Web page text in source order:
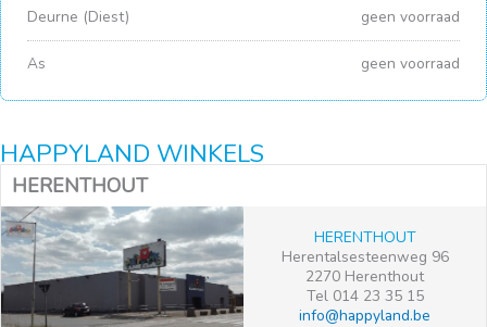
Deurne (Diest) geen voorraad
As geen voorraad
HAPPYLAND WINKELS
HERENTHOUT
HERENTHOUT
Herentalsesteenweg 96
2270 Herenthout
Tel 014 23 35 15
info@happyland.be